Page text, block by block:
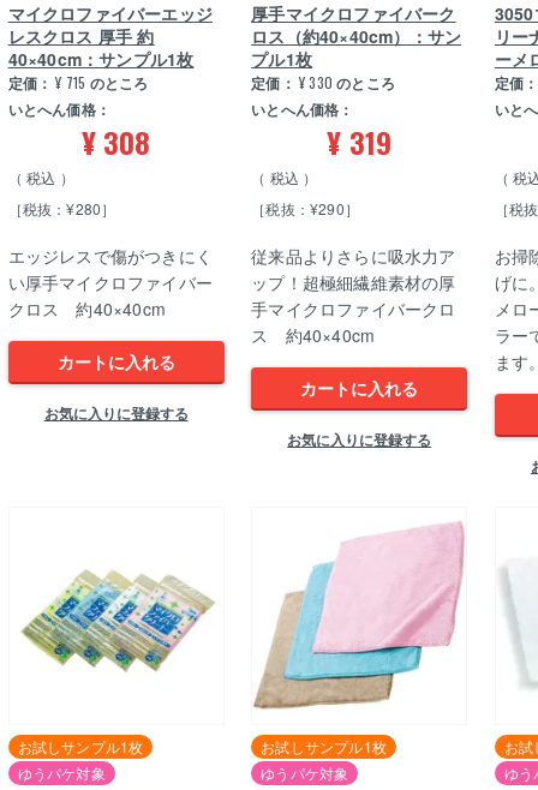
マイクロファイバーエッジ
レスクロス 厚手 約
40×40cm：サンプル1枚
定価： ¥ 715 のところ
いとへん価格：
¥ 308
税込
［税抜：¥280］
エッジレスで傷がつきにく
い厚手マイクロファイバー
クロス 約40×40cm
カートに入れる
お気に入りに登録する
厚手マイクロファイバーク
ロス（約40×40cm）：サン
プル1枚
定価： ¥ 330 のところ
いとへん価格：
¥ 319
税込
［税抜：¥290］
従来品よりさらに吸水力ア
ップ！超極細繊維素材の厚
手マイクロファイバークロ
ス 約40×40cm
カートに入れる
お気に入りに登録する
3050
リー
ーメ
定価：
いと
税
［税
お掃
げに
メロ
ラー
ます
お試しサンプル1枚
ゆうパケ対象
お試しサンプル1枚
ゆうパケ対象
お
ゆう